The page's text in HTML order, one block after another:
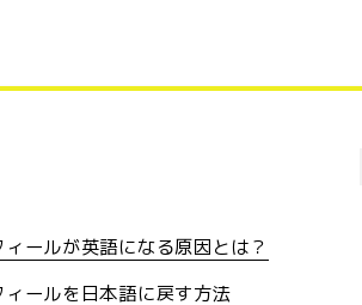
ールが英語になる原因とは？
ールを日本語に戻す方法